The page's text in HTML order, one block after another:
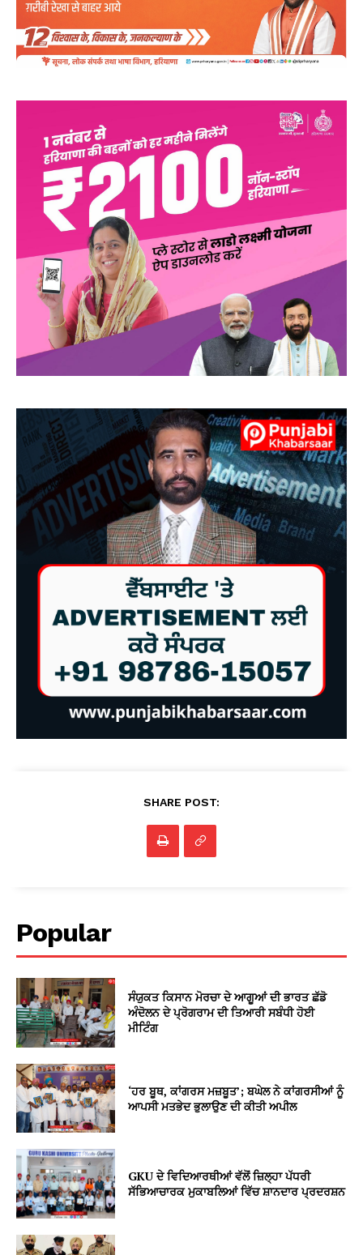
SHARE POST:
Popular
ਸੰਯੁਕਤ ਕਿਸਾਨ ਮੋਰਚਾ ਦੇ ਆਗੂਆਂ ਦੀ ਭਾਰਤ ਛੱਡੋ
ਅੰਦੋਲਨ ਦੇ ਪ੍ਰੋਗਰਾਮ ਦੀ ਤਿਆਰੀ ਸਬੰਧੀ ਹੋਈ
ਮੀਟਿੰਗ
‘ਹਰ ਬੂਥ, ਕਾਂਗਰਸ ਮਜ਼ਬੂਤ’; ਬਘੇਲ ਨੇ ਕਾਂਗਰਸੀਆਂ ਨੂੰ
ਆਪਸੀ ਮਤਭੇਦ ਭੁਲਾਉਣ ਦੀ ਕੀਤੀ ਅਪੀਲ
GKU ਦੇ ਵਿਦਿਆਰਥੀਆਂ ਵੱਲੋਂ ਜ਼ਿਲ੍ਹਾ ਪੱਧਰੀ
ਸੱਭਿਆਚਾਰਕ ਮੁਕਾਬਲਿਆਂ ਵਿੱਚ ਸ਼ਾਨਦਾਰ ਪ੍ਰਦਰਸ਼ਨ